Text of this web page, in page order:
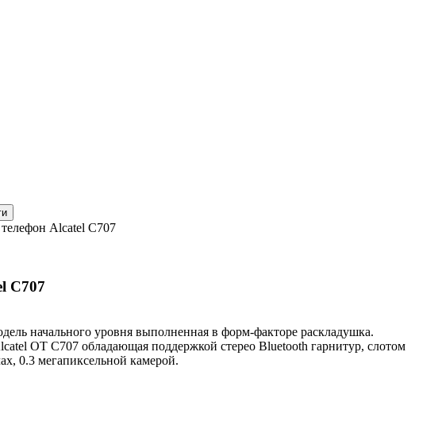
Alcatel C707
C707
начального уровня выполненная в форм-факторе раскладушка.
OT C707 обладающая поддержкой стерео Bluetooth гарнитур, слотом
0.3 мегапиксельной камерой.